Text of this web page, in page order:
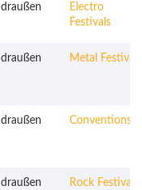
draußen
Electro
Festivals
draußen Metal Festivals
draußen Conventions
draußen Rock Festivals